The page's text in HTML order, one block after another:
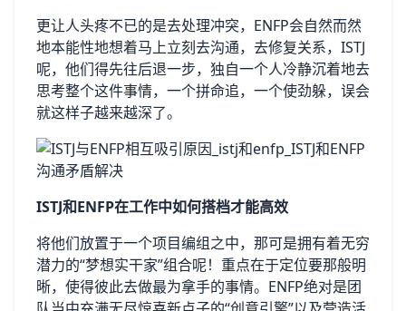
更让人头疼不已的是去处理冲突，ENFP会自然而然
地本能性地想着马上立刻去沟通，去修复关系，ISTJ
呢，他们得先往后退一步，独自一个人冷静沉着地去
思考整个这件事情，一个拼命追，一个使劲躲，误会
就这样子越来越深了。
ISTJ和ENFP在工作中如何搭档才能高效
将他们放置于一个项目编组之中，那可是拥有着无穷
潜力的“梦想实干家”组合呢！重点在于定位要那般明
晰，使得彼此去做最为拿手的事情。ENFP绝对是团